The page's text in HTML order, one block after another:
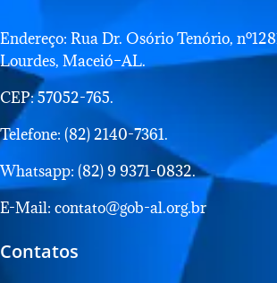
Endereço: Rua Dr. Osório Tenório,
Lourdes, Maceió–AL.
CEP: 57052-765.
Telefone: (82) 2140-7361.
Whatsapp: (82) 9 9371-0832.
E-Mail: contato@gob-al.org.br
Contatos